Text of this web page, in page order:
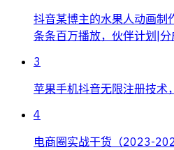
抖音某博主的水果人动画制
条条百万播放，伙伴计划|
3
苹果手机抖音无限注册技术
4
电商圈实战干货（2023-